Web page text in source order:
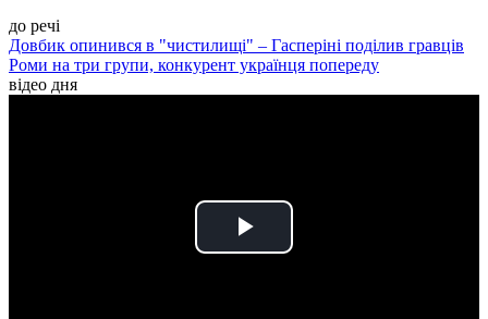
до речі
Довбик опинився в "чистилищі" – Гасперіні поділив гравців
Роми на три групи, конкурент українця попереду
відео дня
Play